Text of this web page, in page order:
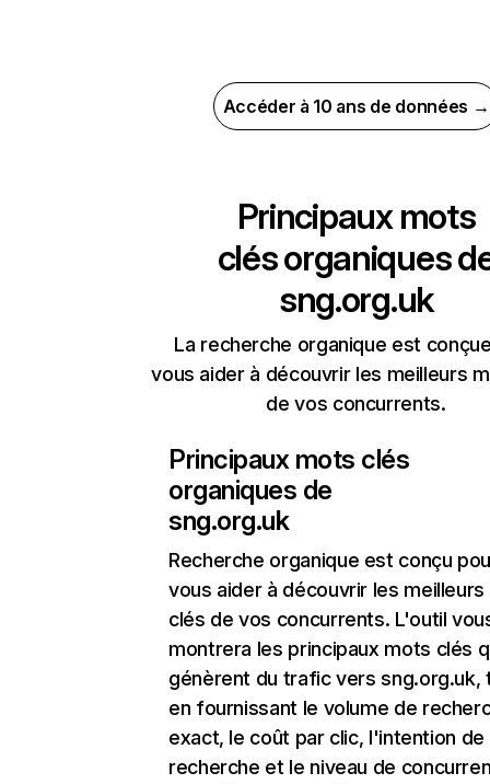
Accéder à 10 ans de données →
Principaux mots
clés organiques
sng.org.uk
La recherche organique est
vous aider à découvrir les meilleurs
de vos concurrents.
Principaux mots clés
organiques de
sng.org.uk
Recherche organique est conçu
vous aider à découvrir les
clés de vos concurrents. L'outil
montrera les principaux mots clés
génèrent du trafic vers sng.org.uk,
en fournissant le volume de
exact, le coût par clic, l'intention de
recherche et le niveau de